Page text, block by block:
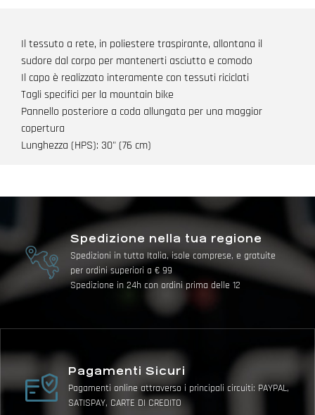
Il tessuto a rete, in poliestere traspirante, allontana il
sudore dal corpo per mantenerti asciutto e comodo
Il capo è realizzato interamente con tessuti riciclati
Tagli specifici per la mountain bike
Pannello posteriore a coda allungata per una maggior
copertura
Lunghezza (HPS): 30" (76 cm)
Spedizione nella tua regione
Spedizioni in tutta Italia, isole comprese, e gratuite
per ordini superiori a € 99
Spedizione in 24h con ordini prima delle 12
Pagamenti Sicuri
Pagamenti online attraverso i principali circuiti: PAYPAL,
SATISPAY, CARTE DI CREDITO